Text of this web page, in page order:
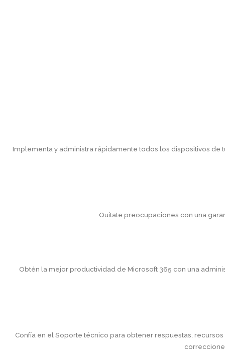
Implementa y administra rápidamente todos los dispositivos
Quítate preocupaciones con una
Obtén la mejor productividad de Microsoft 365 con una
Confía en el Soporte técnico para obtener respuestas,